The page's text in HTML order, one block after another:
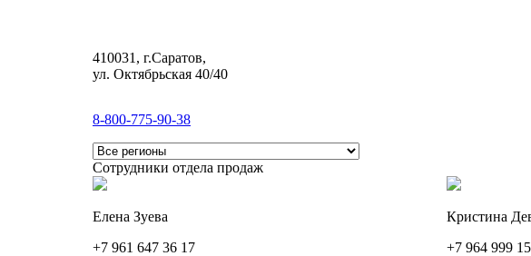
410031, г.Саратов,
ул. Октябрьская 40/40
8-800-775-90-38
Сотрудники отдела продаж
Елена Зуева
+7 961 647 36 17
Кристина
+7 964 999